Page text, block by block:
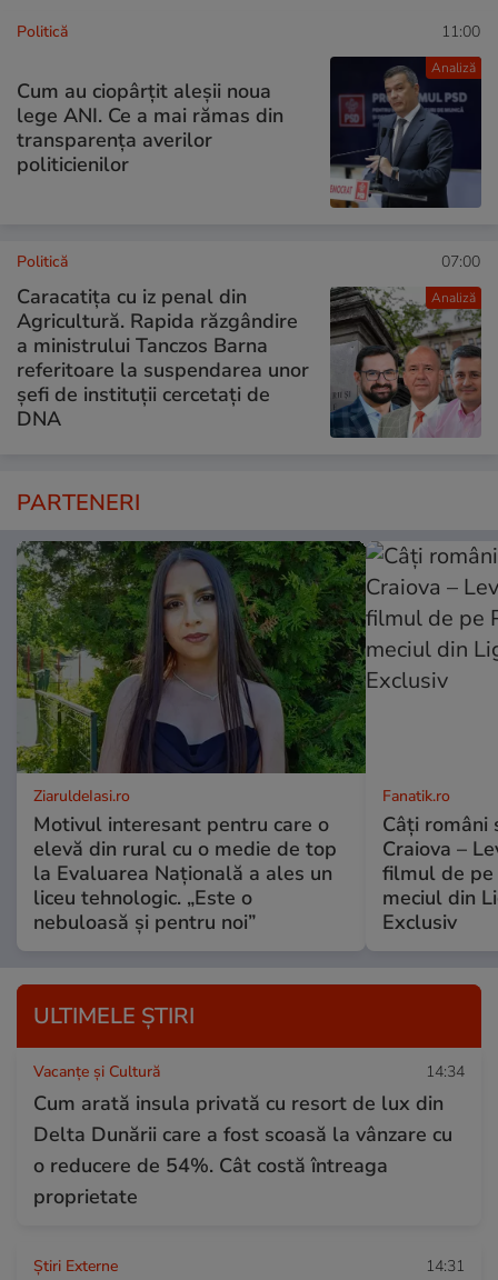
Analiză
Politică 11:00
Cum au ciopârțit aleșii noua
lege ANI. Ce a mai rămas din
transparența averilor
politicienilor
Analiză
Politică 07:00
Caracatița cu iz penal din
Agricultură. Rapida răzgândire
a ministrului Tanczos Barna
referitoare la suspendarea unor
șefi de instituții cercetați de
DNA
PARTENERI
ZiaruldeIasi.ro
Motivul interesant pentru care o
elevă din rural cu o medie de top
la Evaluarea Națională a ales un
liceu tehnologic. „Este o
nebuloasă și pentru noi”
Fanatik.ro
Câți români
Craiova –
filmul de pe
meciul din
Exclusiv
ULTIMELE ȘTIRI
Vacanțe și Cultură 14:34
Cum arată insula privată cu resort de lux din
Delta Dunării care a fost scoasă la vânzare cu
o reducere de 54%. Cât costă întreaga
proprietate
Știri Externe 14:31